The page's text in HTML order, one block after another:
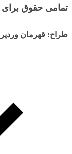
تمامی حقوق
طراح: قهرمان